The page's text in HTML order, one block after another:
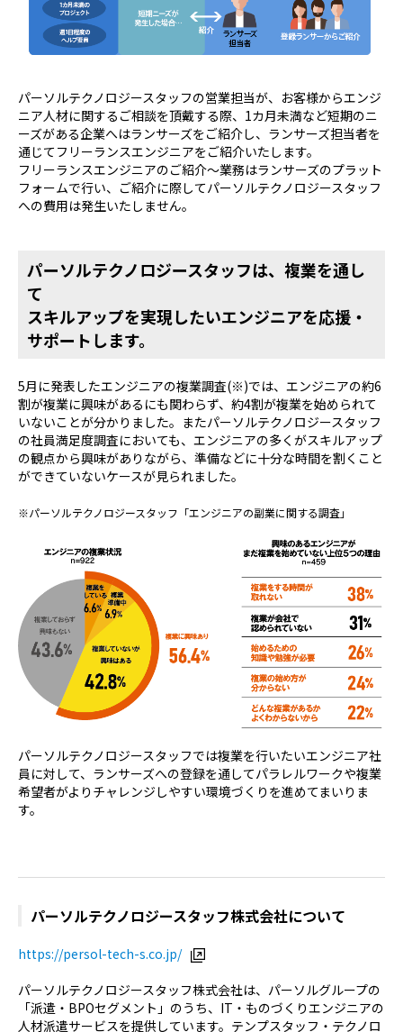
パーソルテクノロジースタッフの営業担当が、お客様からエンジ
ニア人材に関するご相談を頂戴する際、1カ月未満など短期のニ
ーズがある企業へはランサーズをご紹介し、ランサーズ担当者を
通じてフリーランスエンジニアをご紹介いたします。
フリーランスエンジニアのご紹介～業務はランサーズのプラット
フォームで行い、ご紹介に際してパーソルテクノロジースタッフ
への費用は発生いたしません。
パーソルテクノロジースタッフは、複業を通し
て
スキルアップを実現したいエンジニアを応援・
サポートします。
5月に発表したエンジニアの複業調査(※)では、エンジニアの約6
割が複業に興味があるにも関わらず、約4割が複業を始められて
いないことが分かりました。またパーソルテクノロジースタッフ
の社員満足度調査においても、エンジニアの多くがスキルアップ
の観点から興味がありながら、準備などに十分な時間を割くこと
ができていないケースが見られました。
※パーソルテクノロジースタッフ「エンジニアの副業に関する調査」
パーソルテクノロジースタッフでは複業を行いたいエンジニア社
員に対して、ランサーズへの登録を通してパラレルワークや複業
希望者がよりチャレンジしやすい環境づくりを進めてまいりま
す。
パーソルテクノロジースタッフ株式会社について
https://persol-tech-s.co.jp/
パーソルテクノロジースタッフ株式会社は、パーソルグループの
「派遣・BPOセグメント」のうち、IT・ものづくりエンジニアの
人材派遣サービスを提供しています。テンプスタッフ・テクノロ